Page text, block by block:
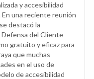
y accesibilidad
En una reciente reunión
destacó la
del Cliente
gratuito y eficaz para
que muchas
en el uso de
de accesibilidad